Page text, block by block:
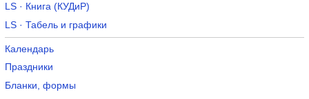
LS · Книга (КУДиР)
LS · Табель и графики
Календарь
Праздники
Бланки, формы